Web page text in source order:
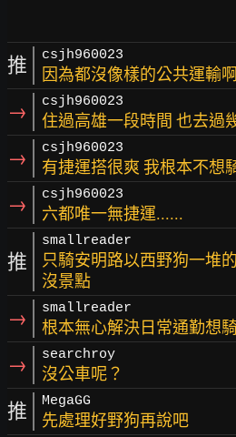
推 csjh960023
因為都沒像樣的公共運輸
→ csjh960023
住過高雄一段時間 也去過
→ csjh960023
有捷運搭很爽 我根本不想
→ csjh960023
六都唯一無捷運......
推
smallreader
只騎安明路以西野狗一堆
沒景點
→ smallreader
根本無心解決日常通勤想
→ searchroy
沒公車呢？
推 MegaGG
先處理好野狗再說吧